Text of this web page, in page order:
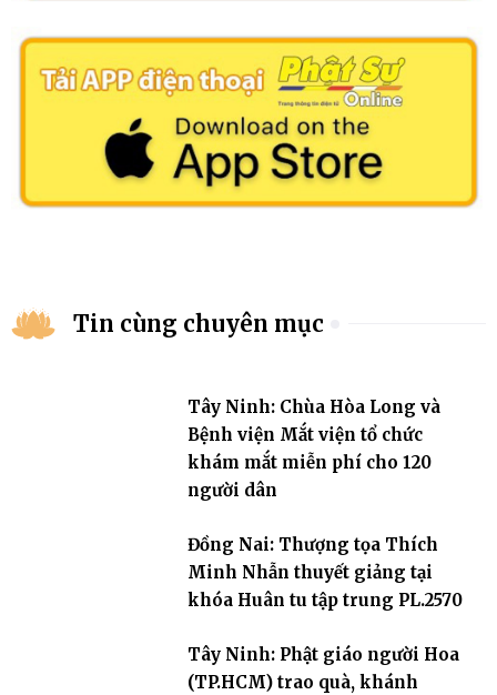
Tin cùng chuyên mục
Tây Ninh: Chùa Hòa Long và
Bệnh viện Mắt viện tổ chức
khám mắt miễn phí cho 120
người dân
Đồng Nai: Thượng tọa Thích
Minh Nhẫn thuyết giảng tại
khóa Huân tu tập trung PL.2570
Tây Ninh: Phật giáo người Hoa
(TP.HCM) trao quà, khánh